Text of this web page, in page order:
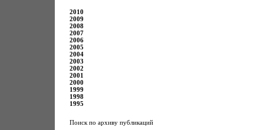
2010
2009
2008
2007
2006
2005
2004
2003
2002
2001
2000
1999
1998
1995
Поиск по архиву публикаций